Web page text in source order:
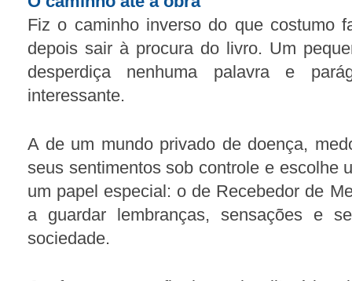
Fiz o caminho inverso do que costumo
depois sair à procura do livro. Um
desperdiça nenhuma palavra e
interessante.
A de um mundo privado de doença,
seus sentimentos sob controle e escolhe
um papel especial: o de Recebedor de
a guardar lembranças, sensações e
sociedade.